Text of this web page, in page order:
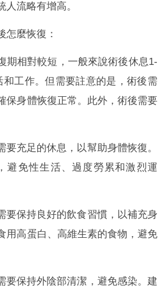
人流略有增高。
怎麼恢復：
期相對較短，一般來說術後休息1-
工作。但需要註意的是，術後需
保身體恢復正常。此外，術後需要
要充足的休息，以幫助身體恢復。
避免性生活、過度勞累和激烈運
要保持良好的飲食習慣，以補充身
用高蛋白、高維生素的食物，避免
要保持外陰部清潔，避免感染。建